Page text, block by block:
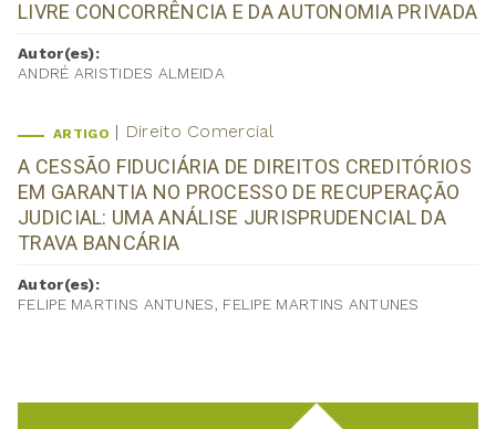
LIVRE CONCORRÊNCIA E DA AUTONOMIA PRIVADA
Autor(es):
ANDRÉ ARISTIDES ALMEIDA
ARTIGO Direito Comercial
A CESSÃO FIDUCIÁRIA DE DIREITOS CREDITÓRIOS
EM GARANTIA NO PROCESSO DE RECUPERAÇÃO
JUDICIAL: UMA ANÁLISE JURISPRUDENCIAL DA
TRAVA BANCÁRIA
Autor(es):
FELIPE MARTINS ANTUNES, FELIPE MARTINS ANTUNES